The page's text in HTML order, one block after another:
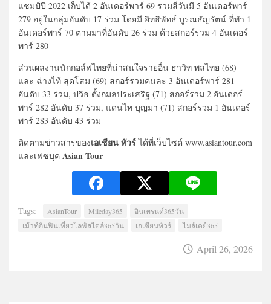
แชมป์ปี 2022 เก็บได้ 2 อันเดอร์พาร์ 69 รวมสี่วันมี 5 อันเดอร์พาร์
279 อยู่ในกลุ่มอันดับ 17 ร่วม โดยมี อิทธิพัทธ์ บูรณธัญรัตน์ ที่ทำ 1
อันเดอร์พาร์ 70 ตามมาที่อันดับ 26 ร่วม ด้วยสกอร์รวม 4 อันเดอร์
พาร์ 280
ส่วนผลงานนักกอล์ฟไทยที่น่าสนใจรายอื่น ธาวิท พลไทย (68)
และ ฉ่างไท้ สุดโสม (69) สกอร์รวมคนละ 3 อันเดอร์พาร์ 281
อันดับ 33 ร่วม, ปวิธ ตั้งกมลประเสริฐ (71) สกอร์รวม 2 อันเดอร์
พาร์ 282 อันดับ 37 ร่วม, แดนไท บุญมา (71) สกอร์รวม 1 อันเดอร์
พาร์ 283 อันดับ 43 ร่วม
ติดตามข่าวสารของเอเชียน ทัวร์ได้ที่เว็บไซต์ www.asiantour.com
และเฟซบุค Asian Tour
Tags: AsianTour Mileday365
อินเทรนด์365วัน
เม้าท์กินฟินเที่ยวไลฟ์สไตล์365วัน
เอเชียนทัวร์ ไมล์เดย์365
April 26, 2026